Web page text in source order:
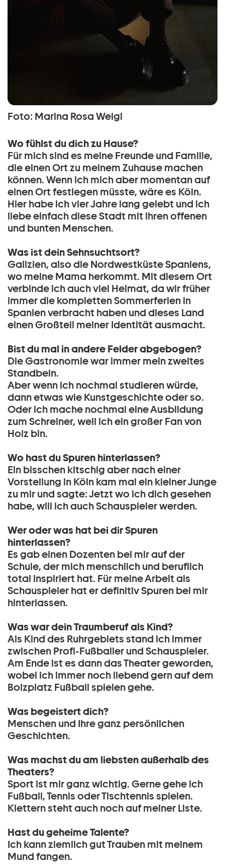
Foto: Marina Rosa Weigl
Wo fühlst du dich zu Hause?
Für mich sind es meine Freunde und Familie,
die einen Ort zu meinem Zuhause machen
können. Wenn ich mich aber momentan auf
einen Ort festlegen müsste, wäre es Köln.
Hier habe ich vier Jahre lang gelebt und ich
liebe einfach diese Stadt mit ihren offenen
und bunten Menschen.
Was ist dein Sehnsuchtsort?
Galizien, also die Nordwestküste Spaniens,
wo meine Mama herkommt. Mit diesem Ort
verbinde ich auch viel Heimat, da wir früher
immer die kompletten Sommerferien in
Spanien verbracht haben und dieses Land
einen Großteil meiner Identität ausmacht.
Bist du mal in andere Felder abgebogen?
Die Gastronomie war immer mein zweites
Standbein.
Aber wenn ich nochmal studieren würde,
dann etwas wie Kunstgeschichte oder so.
Oder ich mache nochmal eine Ausbildung
zum Schreiner, weil ich ein großer Fan von
Holz bin.
Wo hast du Spuren hinterlassen?
Ein bisschen kitschig aber nach einer
Vorstellung in Köln kam mal ein kleiner Junge
zu mir und sagte: Jetzt wo ich dich gesehen
habe, will ich auch Schauspieler werden.
Wer oder was hat bei dir Spuren
hinterlassen?
Es gab einen Dozenten bei mir auf der
Schule, der mich menschlich und beruflich
total inspiriert hat. Für meine Arbeit als
Schauspieler hat er definitiv Spuren bei mir
hinterlassen.
Was war dein Traumberuf als Kind?
Als Kind des Ruhrgebiets stand ich immer
zwischen Profi-Fußballer und Schauspieler.
Am Ende ist es dann das Theater geworden,
wobei ich immer noch liebend gern auf dem
Bolzplatz Fußball spielen gehe.
Was begeistert dich?
Menschen und Ihre ganz persönlichen
Geschichten.
Was machst du am liebsten außerhalb des
Theaters?
Sport ist mir ganz wichtig. Gerne gehe ich
Fußball, Tennis oder Tischtennis spielen.
Klettern steht auch noch auf meiner Liste.
Hast du geheime Talente?
Ich kann ziemlich gut Trauben mit meinem
Mund fangen.